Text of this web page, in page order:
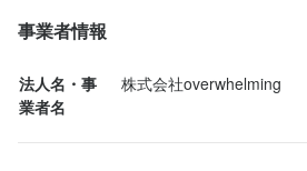
店内に入って目を引いたのは、大きな薪
丸みを帯びた大きな窯のまわりには、た
ます。
事業者情報
法人名・事
業者名
株式会社overwhelming
ビジョン
•	セカンドブランドとして「マルゲ
•	5年以内に5店舗、10年以内に50
『日本人のために作るナポリピッツァ』
ナポリピッツァをもっと多くの方に楽し
ナポリピッツァをもっと多くの方に楽し
み、
ナポリピッツァを通してみんなを幸せに
ビジョン
•	セカンドブランドとして「マルゲ
•	5年以内に5店舗、10年以内に50
•	多店舗展開を通して、「本物のマ